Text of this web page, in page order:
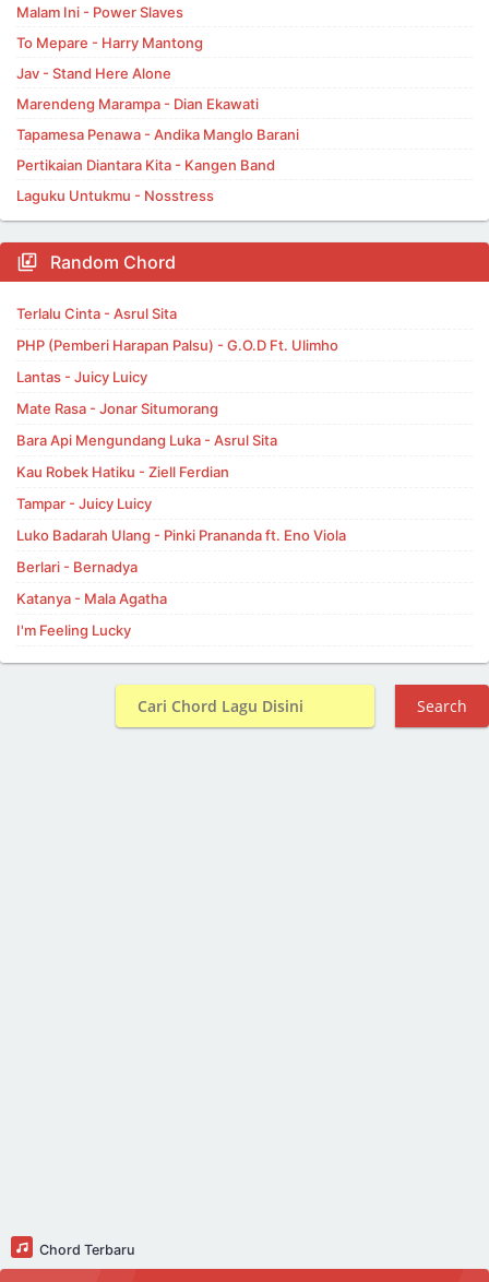
Malam Ini - Power Slaves
To Mepare - Harry Mantong
Jav - Stand Here Alone
Marendeng Marampa - Dian Ekawati
Tapamesa Penawa - Andika Manglo Barani
Pertikaian Diantara Kita - Kangen Band
Laguku Untukmu - Nosstress
Random Chord
Terlalu Cinta - Asrul Sita
PHP (Pemberi Harapan Palsu) - G.O.D Ft. Ulimho
Lantas - Juicy Luicy
Mate Rasa - Jonar Situmorang
Bara Api Mengundang Luka - Asrul Sita
Kau Robek Hatiku - Ziell Ferdian
Tampar - Juicy Luicy
Luko Badarah Ulang - Pinki Prananda ft. Eno Viola
Berlari - Bernadya
Katanya - Mala Agatha
I'm Feeling Lucky
Search
Chord Terbaru